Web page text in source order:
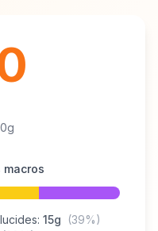
macros
15g
(39%)